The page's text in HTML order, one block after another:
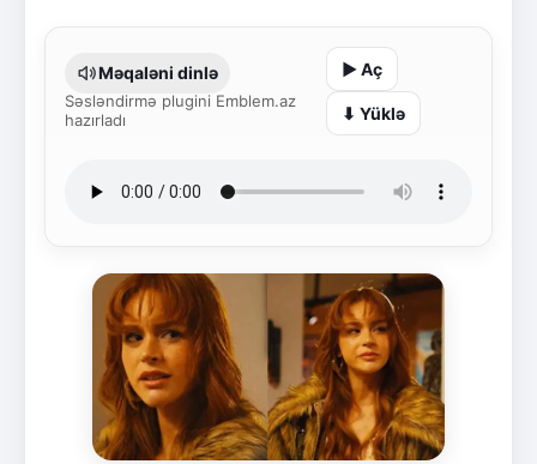
Məqaləni dinlə
Səsləndirmə plugini Emblem.az
hazırladı
▶ Aç
⬇ Yüklə